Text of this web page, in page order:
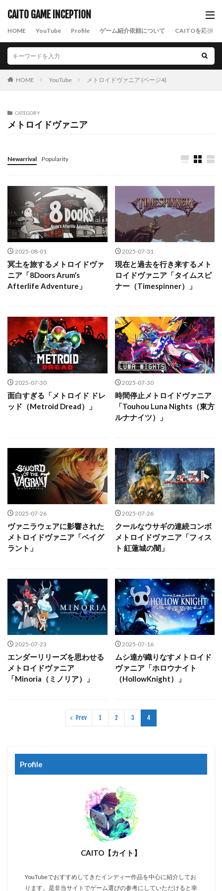
CAITO GAME INCEPTION
HOME YouTube Profile ゲーム紹介依頼について CAITOを応援す
HOME YouTube メトロイドヴァニア (ページ4)
CATEGORY
メトロイドヴァニア
Newarrival Popularity
2025-08-01
冥土を旅するメトロイドヴァ
ニア「8Doors Arum’s
Afterlife Adventure」
2025-07-31
現在と過去を行き来するメト
ロイドヴァニア「タイムスピ
ナー（Timespinner）」
2025-07-30
面白すぎる「メトロイド ドレ
ッド（Metroid Dread）」
2025-07-30
時間停止メトロイドヴァニア
「Touhou Luna Nights（東方
ルナナイツ）」
2025-07-26
ヴァニラウェアに影響された
メトロイドヴァニア「ベイグ
ラント」
2025-07-26
クールなウサギの連続コンボ
メトロイドヴァニア「フィス
ト 紅蓮城の闇」
2025-07-23
エンダーリリーズを思わせる
メトロイドヴァニア
「Minoria（ミノリア）」
2025-07-16
ムシ達が織りなすメトロイド
ヴァニア「ホロウナイト
（HollowKnight）」
Prev 1 2 3 4
Profile
CAITO【カイト】
YouTubeでおすすめしてきたインディー作品を中心に紹介してお
ります。是非当サイトでゲーム選びの参考にしていただけると幸